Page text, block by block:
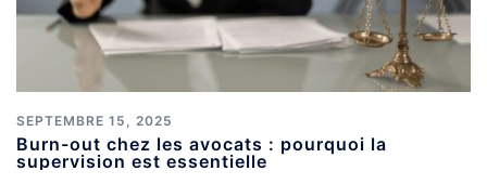
SEPTEMBRE 15, 2025
Burn-out chez les avocats : pourquoi la
supervision est essentielle